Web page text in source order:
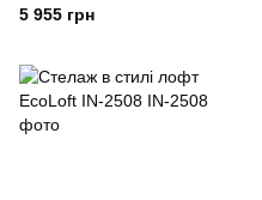
5 955 грн